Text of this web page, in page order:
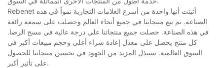
Rebenet أثبتت أنها واحدة من أسرع العلامات التجارية نمواً في هذه
الصناعة. تم بيع منتجاتنا في جميع أنحاء العالم وحصلت على سمعة رائعة
في هذه الصناعة. حصلت جميع منتجاتنا على درجة عالية في مسح الرضا.
كل منتج يحصل على معدل إعادة شراء أعلى وحجم مبيعات أكبر في
السوق العالمية. سنبذل المزيد من الجهود في تحسين منتجاتنا للحصول
على تأثير أكبر.